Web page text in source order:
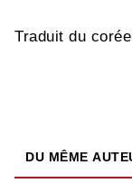
Traduit du
DU MÊME